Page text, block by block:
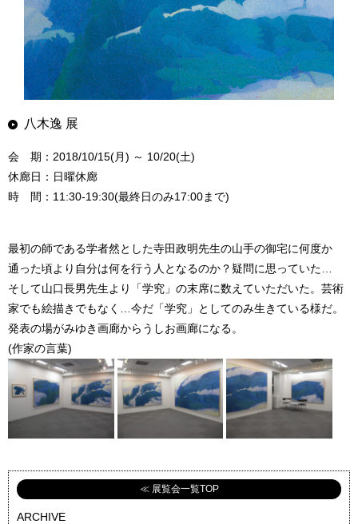
八木逸 展
会 期：2018/10/15(月) ～ 10/20(土)
休廊日：日曜休廊
時 間：11:30-19:30(最終日のみ17:00まで)
最初の師である学者然とした寺田政明先生の山手の御宅に何度か
通った頃より自分は何を行う人となるのか？疑問に思っていた…
そして山口長男先生より「学究」の末席に数えていただいた。芸術
家でも絵描きでもなく…今だ「学究」としてのみ生きている様だ。
発表の場がみゆき画廊からうしお画廊になる。
(作家の言葉)
≪ 展覧会一覧TOP
ARCHIVE